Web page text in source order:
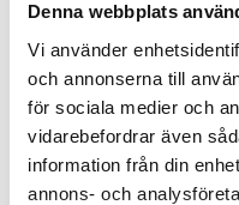
Denna webbplats
Vi använder
och annonserna till
för sociala medier och
vidarebefordrar även
information från din
annons- och
Detta gäller följande
Änkepension
Privat
Omställningspension
Bostadstillägg